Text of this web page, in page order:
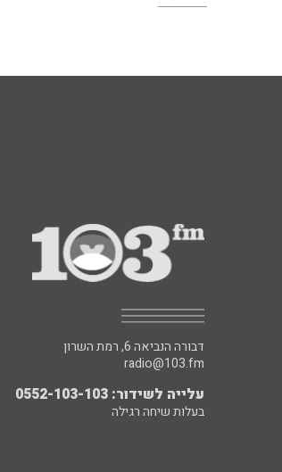
דבורה הנביאה 6, רמת השרון
radio@103.fm
עלייה לשידור: 0552-103-103
בעלות שיחה רגילה